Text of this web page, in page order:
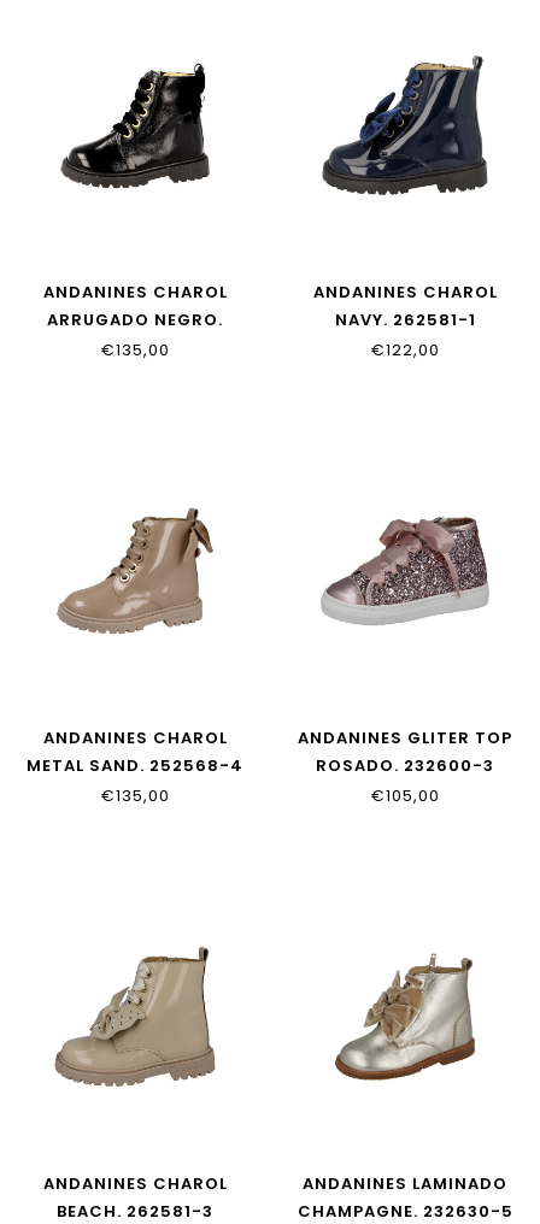
ANDANINES CHAROL
ARRUGADO NEGRO.
252568-3
€135,00
ANDANINES CHAROL
NAVY. 262581-1
€122,00
ANDANINES CHAROL
METAL SAND. 252568-4
€135,00
ANDANINES GLITER TOP
ROSADO. 232600-3
€105,00
ANDANINES CHAROL
BEACH. 262581-3
ANDANINES LAMINADO
CHAMPAGNE. 232630-5